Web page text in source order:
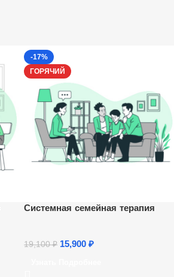
-17%
ГОРЯЧИЙ
Системная семейная терапия
19,100₽ 15,900₽